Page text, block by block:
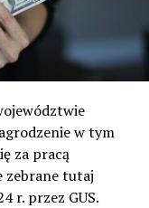
w tym
za pracą
zebrane tutaj
r. przez GUS.